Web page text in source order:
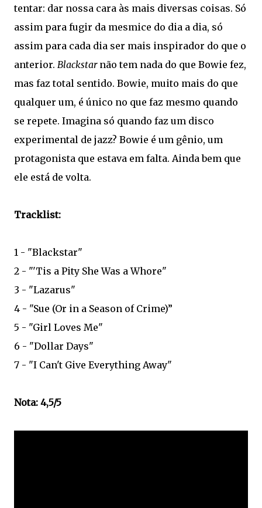
tentar: dar nossa cara às mais diversas coisas. Só
assim para fugir da mesmice do dia a dia, só
assim para cada dia ser mais inspirador do que o
anterior. Blackstarnão tem nada do que Bowie fez,
mas faz total sentido. Bowie, muito mais do que
qualquer um, é único no que faz mesmo quando
se repete. Imagina só quando faz um disco
experimental de jazz? Bowie é um gênio, um
protagonista que estava em falta. Ainda bem que
ele está de volta.
Tracklist:
1 - "Blackstar"
2 - "'Tis a Pity She Was a Whore"
3 - "Lazarus"
4 - "Sue (Or in a Season of Crime)”
5 - "Girl Loves Me"
6 - "Dollar Days"
7 - "I Can't Give Everything Away"
Nota: 4,5/5